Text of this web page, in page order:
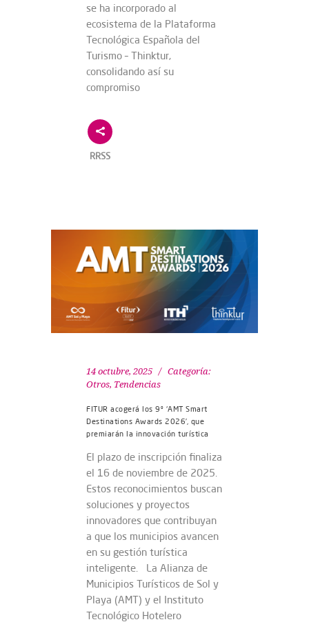
se ha incorporado al
ecosistema de la Plataforma
Tecnológica Española del
Turismo – Thinktur,
consolidando así su
compromiso
RRSS
14 octubre, 2025
Categoría:
Otros, Tendencias
FITUR acogerá los 9º ‘AMT Smart
Destinations Awards 2026’, que
premiarán la innovación turística
El plazo de inscripción finaliza
el 16 de noviembre de 2025.
Estos reconocimientos buscan
soluciones y proyectos
innovadores que contribuyan
a que los municipios avancen
en su gestión turística
inteligente. La Alianza de
Municipios Turísticos de Sol y
Playa (AMT) y el Instituto
Tecnológico Hotelero